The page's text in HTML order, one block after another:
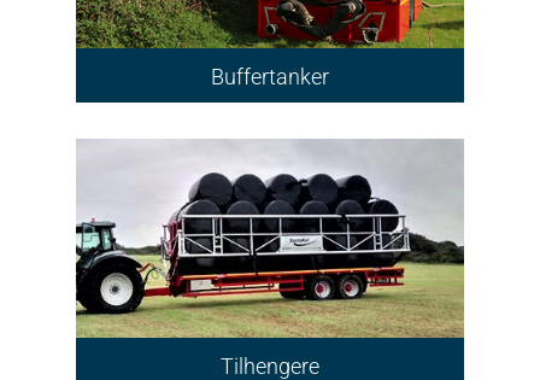
Buffertanker
Tilhengere